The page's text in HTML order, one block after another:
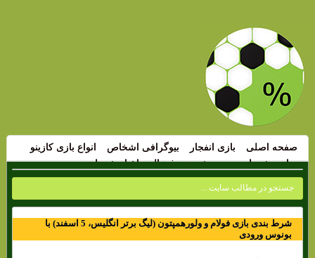
صفحه اصلی بازی انفجار بیوگرافی اشخاص
انواع بازی کازینو
سایت شرط بندی
پیش بینی فوتبال اخبار شرط بندی
شرط بندی بازی فولام و ولورهمپتون (لیگ برتر انگلیس، 5 اسفند) با
بونوس ورودی